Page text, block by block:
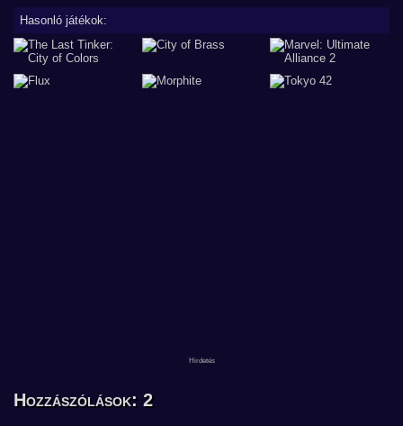
Hasonló játékok:
Hozzászólások: 2